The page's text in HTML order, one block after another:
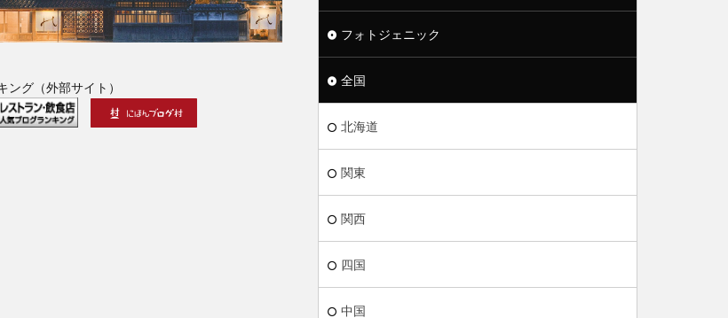
ング（外部サイト）
フォトジェニック
全国
北海道
関東
関西
四国
中国